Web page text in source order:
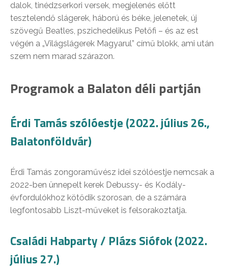
dalok, tinédzserkori versek, megjelenés előtt
tesztelendő slágerek, háború és béke, jelenetek, új
szövegű Beatles, pszichedelikus Petőfi – és az est
végén a „Világslágerek Magyarul” című blokk, ami után
szem nem marad szárazon.
Programok a Balaton déli partján
Érdi Tamás szólóestje (2022. július 26.,
Balatonföldvár)
Érdi Tamás zongoraművész idei szólóestje nemcsak a
2022-ben ünnepelt kerek Debussy- és Kodály-
évfordulókhoz kötődik szorosan, de a számára
legfontosabb Liszt-műveket is felsorakoztatja.
Családi Habparty / Plázs Siófok (2022.
július 27.)